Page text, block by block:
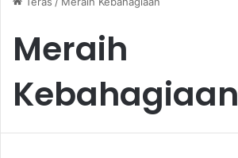
Meraih
Kebahagiaan